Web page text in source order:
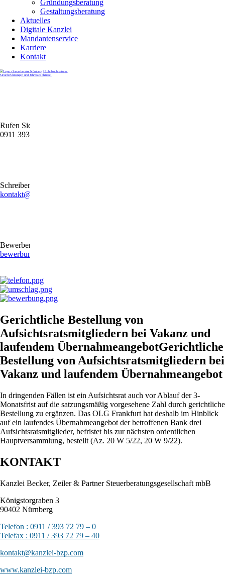
Gründungsberatung
Gestaltungsberatung
Aktuelles
Digitale Kanzlei
Mandantenservice
Karriere
Kontakt
Rufen Sie uns gerne an
0911 39372790
Schreiben Sie uns gerne eine E-Mail
kontakt@stb-becker-zeiler.de
Bewerben Sie sich online oder per E-Mail
bewerbung@stb-becker-zeiler.de
Gerichtliche Bestellung von
Aufsichtsratsmitgliedern bei Vakanz und
laufendem ÜbernahmeangebotGerichtliche
Bestellung von Aufsichtsratsmitgliedern bei
Vakanz und laufendem Übernahmeangebot
In dringenden Fällen ist ein Aufsichtsrat auch vor Ablauf der 3-
Monatsfrist auf die satzungsmäßig vorgesehene Zahl durch gerichtliche
Bestellung zu ergänzen. Das OLG Frankfurt hat deshalb im Hinblick
auf ein laufendes Übernahmeangebot der betroffenen Bank drei
Aufsichtsratsmitglieder, befristet bis zur nächsten ordentlichen
Hauptversammlung, bestellt (Az. 20 W 5/22, 20 W 9/22).
KONTAKT
Kanzlei Becker, Zeiler & Partner Steuerberatungsgesellschaft mbB
Königstorgraben 3
90402 Nürnberg
Telefon : 0911 / 393 72 79 – 0
Telefax : 0911 / 393 72 79 – 40
kontakt@kanzlei-bzp.com
www.kanzlei-bzp.com